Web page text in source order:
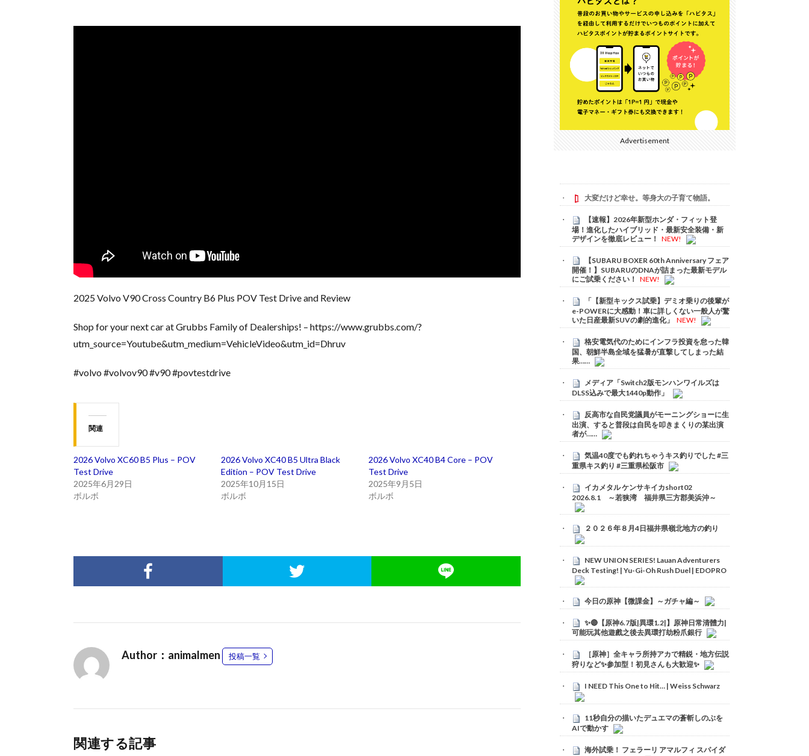
2025 Volvo V90 Cross Country B6 Plus POV Test Drive and Review
Shop for your next car at Grubbs Family of Dealerships! – https://www.grubbs.com/?
utm_source=Youtube&utm_medium=VehicleVideo&utm_id=Dhruv
#volvo #volvov90 #v90 #povtestdrive
関連
2026 Volvo XC60 B5 Plus – POV
Test Drive
2025年6月29日
ボルボ
2026 Volvo XC40 B5 Ultra Black
Edition – POV Test Drive
2025年10月15日
ボルボ
2026 Volvo XC40 B4 Core – POV
Test Drive
2025年9月5日
ボルボ
Author：animalmen 投稿一覧
関連する記事
Advertisement
大変だけど幸せ。等身大の子育て物語。
【速報】2026年新型ホンダ・フィット登
場！進化したハイブリッド・最新安全装備・新
デザインを徹底レビュー！
NEW!
【SUBARU BOXER 60th Anniversary フェア
開催！】SUBARUのDNAが詰まった最新モデル
にご試乗ください！
NEW!
「【新型キックス試乗】デミオ乗りの後輩が
e-POWERに大感動！車に詳しくない一般人が驚
いた日産最新SUVの劇的進化」
NEW!
格安電気代のためにインフラ投資を怠った韓
国、朝鮮半島全域を猛暑が直撃してしまった結
果……
メディア「Switch2版モンハンワイルズは
DLSS込みで最大1440p動作」
反高市な自民党議員がモーニングショーに生
出演、すると普段は自民を叩きまくりの某出演
者が……
気温40度でも釣れちゃうキス釣りでした #三
重県キス釣り #三重県松阪市
イカメタル ケンサキイカshort02
2026.8.1 ～若狭湾 福井県三方郡美浜沖～
２０２６年８月4日福井県嶺北地方の釣り
NEW UNION SERIES! Lauan Adventurers
Deck Testing! | Yu-Gi-Oh Rush Duel | EDOPRO
今日の原神【微課金】～ガチャ編～
✨🔴【原神6.7版|異環1.2|】原神日常清體力|
可能玩其他遊戲之後去異環打劫粉爪銀行
［原神］全キャラ所持アカで精鋭・地方伝説
狩りなど✨参加型！初見さんも大歓迎✨
I NEED This One to Hit… | Weiss Schwarz
11秒自分の描いたデュエマの蒼斬しのぶを
AIで動かす
海外試乗！ フェラーリ アマルフィ スパイダ